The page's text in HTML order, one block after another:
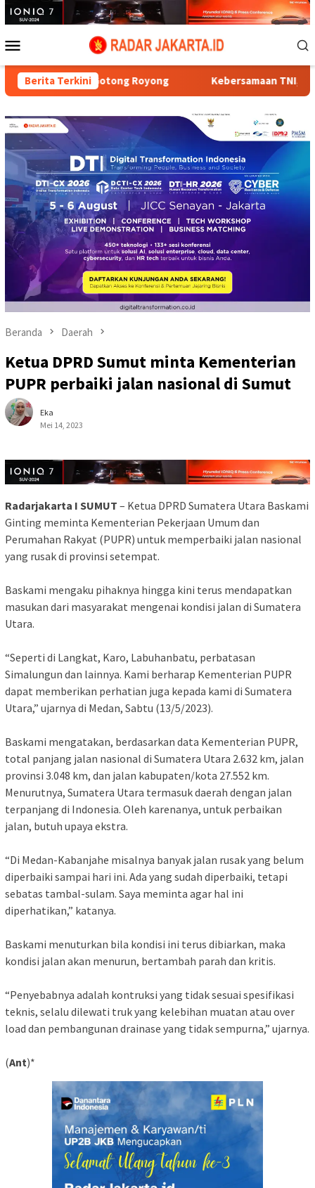
Loncat
ke
Mobile
Berita Terkini
Gotong Royong Kebersamaan TNI, Polri, dan Warga
Beranda Daerah
Ketua DPRD Sumut minta Kementerian
PUPR perbaiki jalan nasional di Sumut
Eka
Mei 14, 2023
Radarjakarta I SUMUT – Ketua DPRD Sumatera Utara Baskami
Ginting meminta Kementerian Pekerjaan Umum dan
Perumahan Rakyat (PUPR) untuk memperbaiki jalan nasional
yang rusak di provinsi setempat.
Baskami mengaku pihaknya hingga kini terus mendapatkan
masukan dari masyarakat mengenai kondisi jalan di Sumatera
Utara.
“Seperti di Langkat, Karo, Labuhanbatu, perbatasan
Simalungun dan lainnya. Kami berharap Kementerian PUPR
dapat memberikan perhatian juga kepada kami di Sumatera
Utara,” ujarnya di Medan, Sabtu (13/5/2023).
Baskami mengatakan, berdasarkan data Kementerian PUPR,
total panjang jalan nasional di Sumatera Utara 2.632 km, jalan
provinsi 3.048 km, dan jalan kabupaten/kota 27.552 km.
Menurutnya, Sumatera Utara termasuk daerah dengan jalan
terpanjang di Indonesia. Oleh karenanya, untuk perbaikan
jalan, butuh upaya ekstra.
“Di Medan-Kabanjahe misalnya banyak jalan rusak yang belum
diperbaiki sampai hari ini. Ada yang sudah diperbaiki, tetapi
sebatas tambal-sulam. Saya meminta agar hal ini
diperhatikan,” katanya.
Baskami menuturkan bila kondisi ini terus dibiarkan, maka
kondisi jalan akan menurun, bertambah parah dan kritis.
“Penyebabnya adalah kontruksi yang tidak sesuai spesifikasi
teknis, selalu dilewati truk yang kelebihan muatan atau over
load dan pembangunan drainase yang tidak sempurna,” ujarnya.
(Ant)*